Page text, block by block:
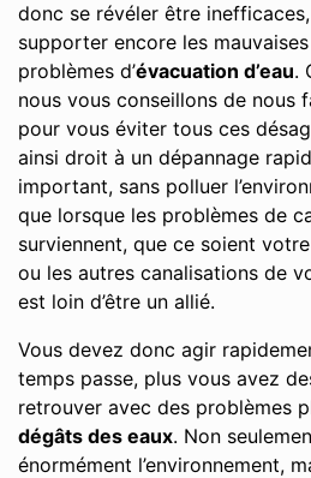
donc se révéler être
supporter encore les
problèmes d’évacuation d’eau.
nous vous conseillons de nous
pour vous éviter tous ces
ainsi droit à un dépannage
important, sans polluer
que lorsque les problèmes de
surviennent, que ce soient
ou les autres canalisations de
est loin d’être un allié.
Vous devez donc agir
temps passe, plus vous avez
retrouver avec des problèmes
dégâts des eaux. Non
énormément l’environnement,